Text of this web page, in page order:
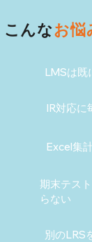
こんなお悩
LMSは既
IR対応に
Excel集
期末テス
らない
別のLRS